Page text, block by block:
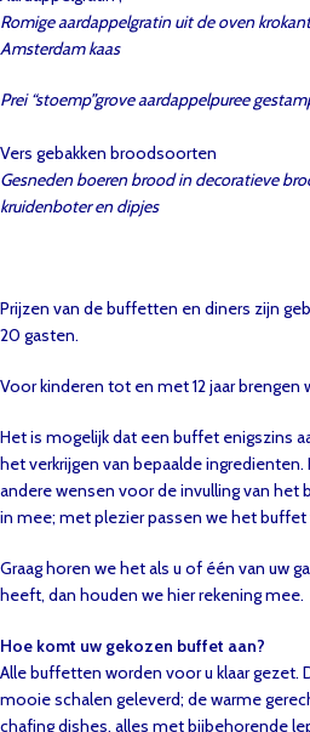
Romige aardappelgratin uit de oven
Amsterdam kaas
Prei “stoemp”grove aardappelpuree
Vers gebakken broodsoorten
Gesneden boeren brood in decoratieve
kruidenboter en dipjes
Prijzen van de buffetten en diners zijn
20 gasten.
Voor kinderen tot en met 12 jaar brengen
Het is mogelijk dat een buffet enigszins
het verkrijgen van bepaalde
andere wensen voor de invulling van het
in mee; met plezier passen we het buffet
Graag horen we het als u of één van uw
heeft, dan houden we hier rekening mee.
Hoe komt uw gekozen buffet aan?
Alle buffetten worden voor u klaar gezet.
mooie schalen geleverd; de warme
chafing dishes, alles met bijbehorende